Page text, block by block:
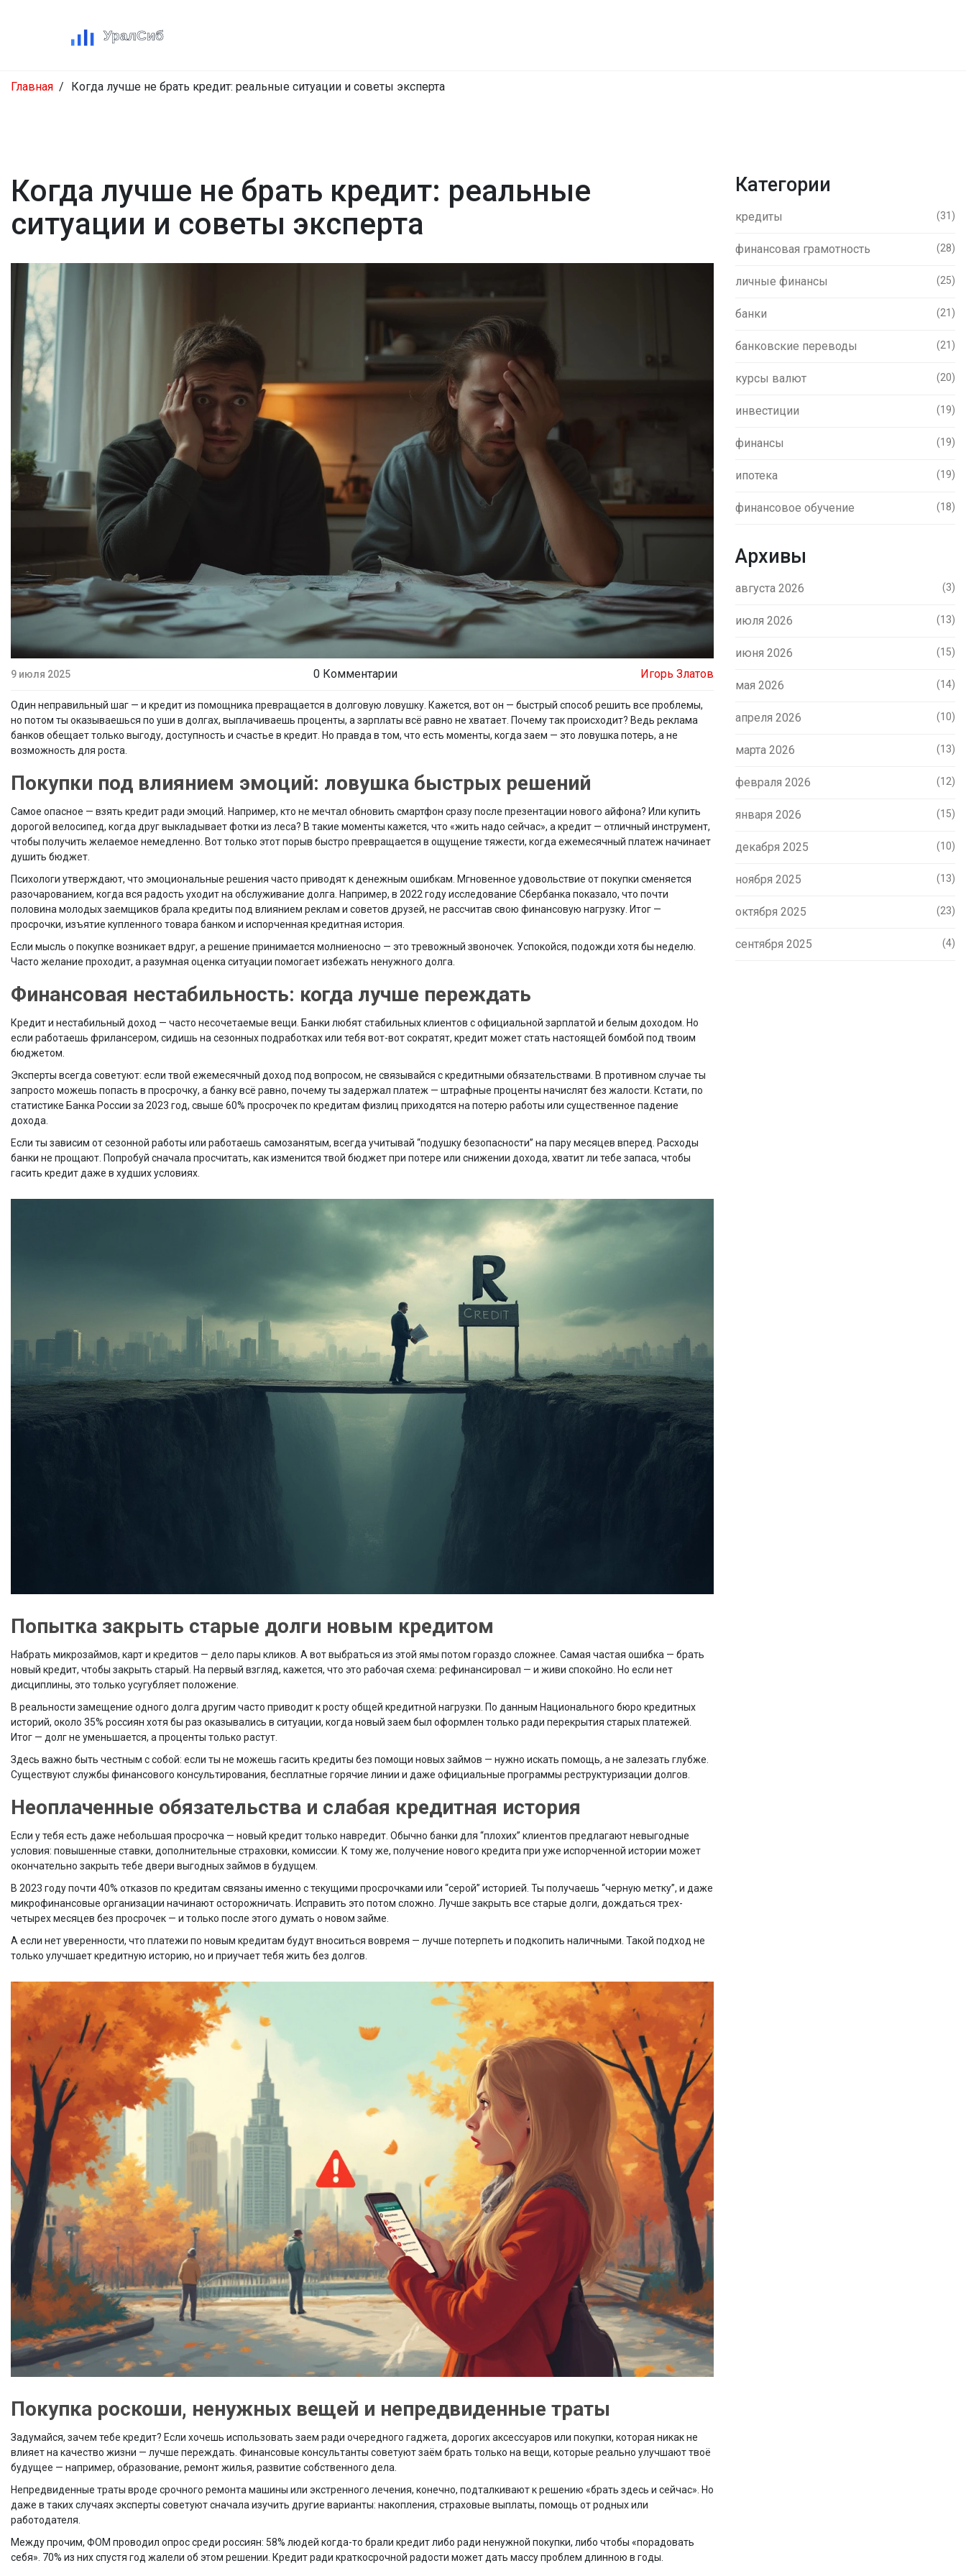
Главная Когда лучше не брать кредит: реальные ситуации и советы эксперта
Когда лучше не брать кредит: реальные
ситуации и советы эксперта
9 июля 2025 0 Комментарии Игорь Златов
Один неправильный шаг — и кредит из помощника превращается в долговую ловушку. Кажется, вот он — быстрый способ решить все проблемы,
но потом ты оказываешься по уши в долгах, выплачиваешь проценты, а зарплаты всё равно не хватает. Почему так происходит? Ведь реклама
банков обещает только выгоду, доступность и счастье в кредит. Но правда в том, что есть моменты, когда заем — это ловушка потерь, а не
возможность для роста.
Покупки под влиянием эмоций: ловушка быстрых решений
Самое опасное — взять кредит ради эмоций. Например, кто не мечтал обновить смартфон сразу после презентации нового айфона? Или купить
дорогой велосипед, когда друг выкладывает фотки из леса? В такие моменты кажется, что «жить надо сейчас», а кредит — отличный инструмент,
чтобы получить желаемое немедленно. Вот только этот порыв быстро превращается в ощущение тяжести, когда ежемесячный платеж начинает
душить бюджет.
Психологи утверждают, что эмоциональные решения часто приводят к денежным ошибкам. Мгновенное удовольствие от покупки сменяется
разочарованием, когда вся радость уходит на обслуживание долга. Например, в 2022 году исследование Сбербанка показало, что почти
половина молодых заемщиков брала кредиты под влиянием реклам и советов друзей, не рассчитав свою финансовую нагрузку. Итог —
просрочки, изъятие купленного товара банком и испорченная кредитная история.
Если мысль о покупке возникает вдруг, а решение принимается молниеносно — это тревожный звоночек. Успокойся, подожди хотя бы неделю.
Часто желание проходит, а разумная оценка ситуации помогает избежать ненужного долга.
Финансовая нестабильность: когда лучше переждать
Кредит и нестабильный доход — часто несочетаемые вещи. Банки любят стабильных клиентов с официальной зарплатой и белым доходом. Но
если работаешь фрилансером, сидишь на сезонных подработках или тебя вот-вот сократят, кредит может стать настоящей бомбой под твоим
бюджетом.
Эксперты всегда советуют: если твой ежемесячный доход под вопросом, не связывайся с кредитными обязательствами. В противном случае ты
запросто можешь попасть в просрочку, а банку всё равно, почему ты задержал платеж — штрафные проценты начислят без жалости. Кстати, по
статистике Банка России за 2023 год, свыше 60% просрочек по кредитам физлиц приходятся на потерю работы или существенное падение
дохода.
Если ты зависим от сезонной работы или работаешь самозанятым, всегда учитывай “подушку безопасности” на пару месяцев вперед. Расходы
банки не прощают. Попробуй сначала просчитать, как изменится твой бюджет при потере или снижении дохода, хватит ли тебе запаса, чтобы
гасить кредит даже в худших условиях.
Попытка закрыть старые долги новым кредитом
Набрать микрозаймов, карт и кредитов — дело пары кликов. А вот выбраться из этой ямы потом гораздо сложнее. Самая частая ошибка — брать
новый кредит, чтобы закрыть старый. На первый взгляд, кажется, что это рабочая схема: рефинансировал — и живи спокойно. Но если нет
дисциплины, это только усугубляет положение.
В реальности замещение одного долга другим часто приводит к росту общей кредитной нагрузки. По данным Национального бюро кредитных
историй, около 35% россиян хотя бы раз оказывались в ситуации, когда новый заем был оформлен только ради перекрытия старых платежей.
Итог — долг не уменьшается, а проценты только растут.
Здесь важно быть честным с собой: если ты не можешь гасить кредиты без помощи новых займов — нужно искать помощь, а не залезать глубже.
Существуют службы финансового консультирования, бесплатные горячие линии и даже официальные программы реструктуризации долгов.
Неоплаченные обязательства и слабая кредитная история
Если у тебя есть даже небольшая просрочка — новый кредит только навредит. Обычно банки для “плохих” клиентов предлагают невыгодные
условия: повышенные ставки, дополнительные страховки, комиссии. К тому же, получение нового кредита при уже испорченной истории может
окончательно закрыть тебе двери выгодных займов в будущем.
В 2023 году почти 40% отказов по кредитам связаны именно с текущими просрочками или “серой” историей. Ты получаешь “черную метку”, и даже
микрофинансовые организации начинают осторожничать. Исправить это потом сложно. Лучше закрыть все старые долги, дождаться трех-
четырех месяцев без просрочек — и только после этого думать о новом займе.
А если нет уверенности, что платежи по новым кредитам будут вноситься вовремя — лучше потерпеть и подкопить наличными. Такой подход не
только улучшает кредитную историю, но и приучает тебя жить без долгов.
Покупка роскоши, ненужных вещей и непредвиденные траты
Задумайся, зачем тебе кредит? Если хочешь использовать заем ради очередного гаджета, дорогих аксессуаров или покупки, которая никак не
влияет на качество жизни — лучше переждать. Финансовые консультанты советуют заём брать только на вещи, которые реально улучшают твоё
будущее — например, образование, ремонт жилья, развитие собственного дела.
Непредвиденные траты вроде срочного ремонта машины или экстренного лечения, конечно, подталкивают к решению «брать здесь и сейчас». Но
даже в таких случаях эксперты советуют сначала изучить другие варианты: накопления, страховые выплаты, помощь от родных или
работодателя.
Между прочим, ФОМ проводил опрос среди россиян: 58% людей когда-то брали кредит либо ради ненужной покупки, либо чтобы «порадовать
себя». 70% из них спустя год жалели об этом решении. Кредит ради краткосрочной радости может дать массу проблем длинною в годы.
Категории
кредиты (31)
финансовая грамотность (28)
личные финансы (25)
банки (21)
банковские переводы (21)
курсы валют (20)
инвестиции (19)
финансы (19)
ипотека (19)
финансовое обучение (18)
Архивы
августа 2026 (3)
июля 2026 (13)
июня 2026 (15)
мая 2026 (14)
апреля 2026 (10)
марта 2026 (13)
февраля 2026 (12)
января 2026 (15)
декабря 2025 (10)
ноября 2025 (13)
октября 2025 (23)
сентября 2025 (4)